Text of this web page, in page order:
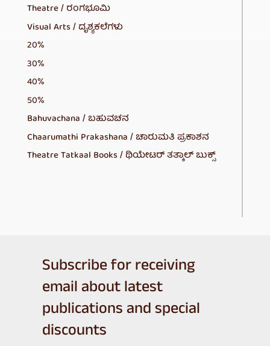
Theatre / ರಂಗಭೂಮಿ
Visual Arts / ದೃಶ್ಯಕಲೆಗಳು
20%
30%
40%
50%
Bahuvachana / ಬಹುವಚನ
Chaarumathi Prakashana / ಚಾರುಮತಿ ಪ್ರಕಾಶನ
Theatre Tatkaal Books / ಥಿಯೇಟರ್ ತತ್ಕಾಲ್ ಬುಕ್ಸ್
Subscribe for receiving
email about latest
publications and special
discounts